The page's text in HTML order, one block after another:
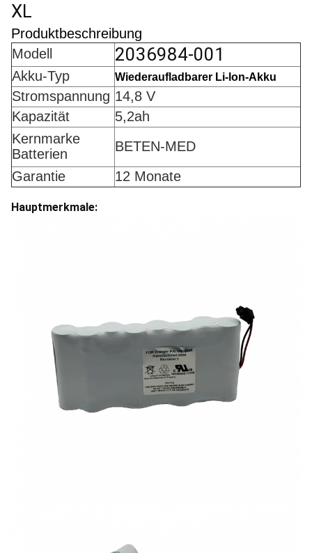
XL
Produktbeschreibung
Modell
2036984-001
Akku-Typ Wiederaufladbarer Li-lon-Akku
Stromspannung 14,8 V
Kapazität
5,2ah
Kernmarke
Batterien
BETEN-MED
Garantie
12 Monate
Hauptmerkmale: